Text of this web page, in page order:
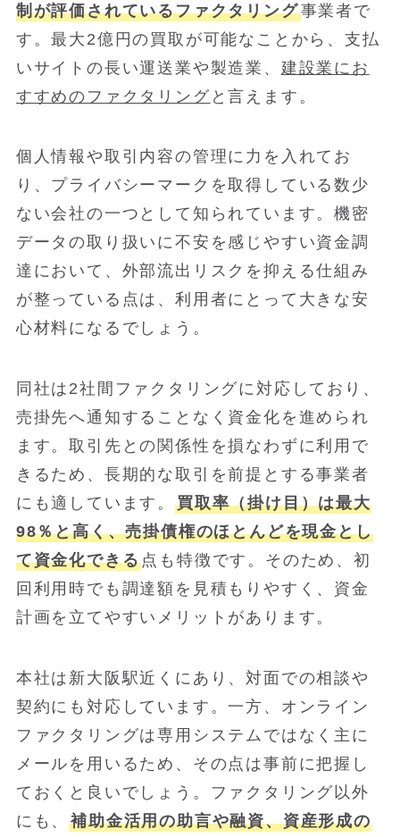
制が評価されているファクタリング事業者で
す。最大2億円の買取が可能なことから、支払
いサイトの長い運送業や製造業、 建設業にお
すすめのファクタリング と言えます。
個人情報や取引内容の管理に力を入れてお
り、プライバシーマークを取得している数少
ない会社の一つとして知られています。機密
データの取り扱いに不安を感じやすい資金調
達において、外部流出リスクを抑える仕組み
が整っている点は、利用者にとって大きな安
心材料になるでしょう。
同社は2社間ファクタリングに対応しており、
売掛先へ通知することなく資金化を進められ
ます。取引先との関係性を損なわずに利用で
きるため、長期的な取引を前提とする事業者
にも適しています。買取率（掛け目）は最大
98％と高く、売掛債権のほとんどを現金とし
て資金化できる点も特徴です。そのため、初
回利用時でも調達額を見積もりやすく、資金
計画を立てやすいメリットがあります。
本社は新大阪駅近くにあり、対面での相談や
契約にも対応しています。一方、オンライン
ファクタリングは専用システムではなく主に
メールを用いるため、その点は事前に把握し
ておくと良いでしょう。ファクタリング以外
にも、補助金活用の助言や融資、資産形成の